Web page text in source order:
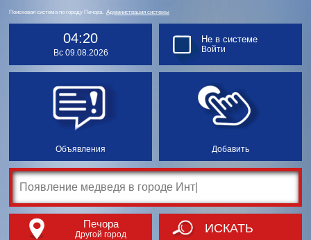
Поисковая система по городу Печора. Администрация системы
04:20
Вс 09.08.2026
Объявления Добавить
Не в системе
Войти
Печора
Другой город ИСКАТЬ